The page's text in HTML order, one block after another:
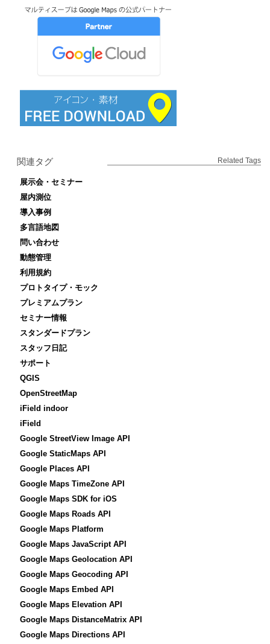
関連タグ Related Tags
展示会・セミナー
屋内測位
導入事例
多言語地図
問い合わせ
動態管理
利用規約
プロトタイプ・モック
プレミアムプラン
セミナー情報
スタンダードプラン
スタッフ日記
サポート
QGIS
OpenStreetMap
iField indoor
iField
Google StreetView Image API
Google StaticMaps API
Google Places API
Google Maps TimeZone API
Google Maps SDK for iOS
Google Maps Roads API
Google Maps Platform
Google Maps JavaScript API
Google Maps Geolocation API
Google Maps Geocoding API
Google Maps Embed API
Google Maps Elevation API
Google Maps DistanceMatrix API
Google Maps Directions API